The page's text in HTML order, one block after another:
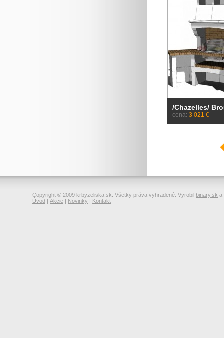
/Chazelles/
cena: 3 021 €
Copyright © 2009 krbyzeliska.sk. Všetky práva vyhradené. Vyrobil binary.sk a
Úvod | Akcie | Novinky | Kontakt